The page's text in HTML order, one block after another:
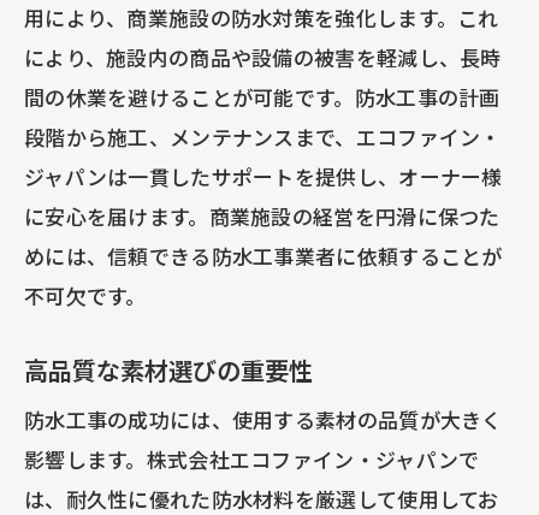
用により、商業施設の防水対策を強化します。これ
により、施設内の商品や設備の被害を軽減し、長時
間の休業を避けることが可能です。防水工事の計画
段階から施工、メンテナンスまで、エコファイン・
ジャパンは一貫したサポートを提供し、オーナー様
に安心を届けます。商業施設の経営を円滑に保つた
めには、信頼できる防水工事業者に依頼することが
不可欠です。
高品質な素材選びの重要性
防水工事の成功には、使用する素材の品質が大きく
影響します。株式会社エコファイン・ジャパンで
は、耐久性に優れた防水材料を厳選して使用してお